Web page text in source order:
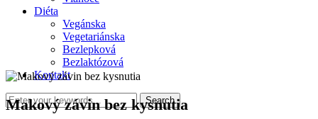
Diéta
Vegánska
Vegetariánska
Bezlepková
Bezlaktózová
Kontakt
Makový závin bez kysnutia